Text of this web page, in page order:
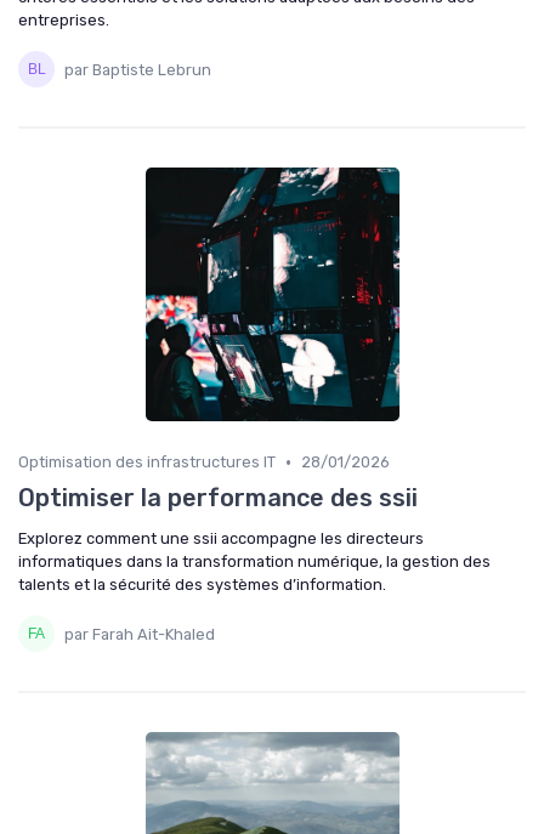
entreprises.
par Baptiste Lebrun
Optimisation des infrastructures IT • 28/01/2026
Optimiser la performance des ssii
Explorez comment une ssii accompagne les directeurs
informatiques dans la transformation numérique, la gestion des
talents et la sécurité des systèmes d’information.
par Farah Ait-Khaled